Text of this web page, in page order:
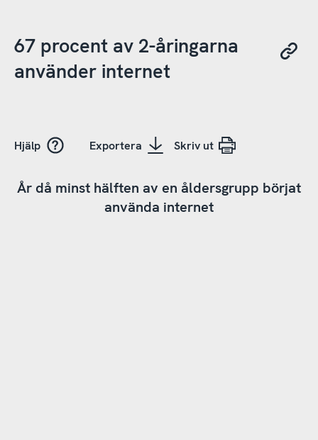
67 procent av 2-åringarna
använder internet
Hjälp Exportera Skriv ut
År då minst hälften av en åldersgrupp börjat
använda internet